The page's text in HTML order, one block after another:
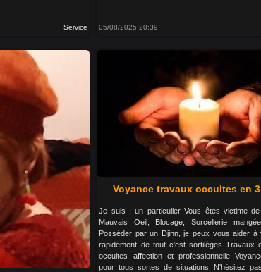
Service 05/08/2025 20:39
Voyance travaux occultes en
Je suis : un particulier Vous êtes victime de
Mauvais Oeil, Blocage, Sorcellerie
Posséder par un Djinn, je peux vous aider à
rapidement de tout c'est sortilèges Travaux
occultes affection et professionnelle
pour tous sortes de situations N'hésitez